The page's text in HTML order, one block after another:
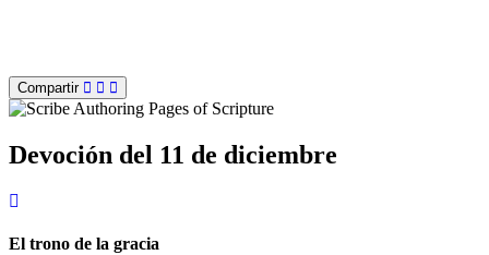
Compartir
Devoción del 11 de diciembre
El trono de la gracia